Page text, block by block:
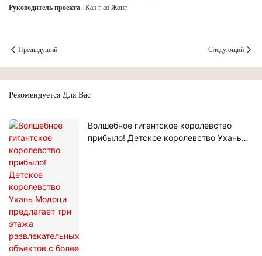
Руководитель проекта: Кан гаоЖонг
Предыдущий Следующий
Рекомендуется Для Вас
Волшебное гигантское королевство
прибыло! Детское королевство Ухань